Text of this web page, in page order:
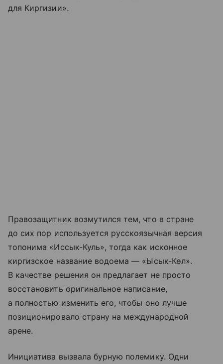
для Киргизии».
Правозащитник возмутился тем, что в стране
до сих пор используется русскоязычная версия
топонима «Иссык-Куль», тогда как исконное
киргизское название водоема — «Ысык-Көл».
В качестве решения он предлагает не просто
восстановить оригинальное написание,
а полностью изменить его, чтобы оно лучше
позиционировало страну на международной
арене.
Инициатива вызвала бурную полемику. Одни